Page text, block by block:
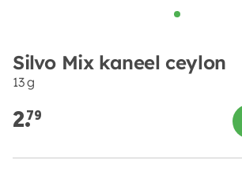
Silvo Mix kaneel ceylon
13 g
2.79